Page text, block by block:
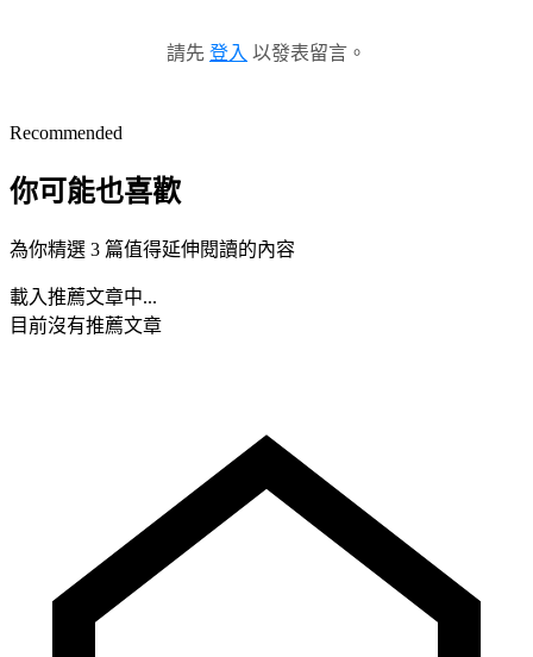
請先 登入 以發表留言。
Recommended
你可能也喜歡
為你精選 3 篇值得延伸閱讀的內容
載入推薦文章中...
目前沒有推薦文章